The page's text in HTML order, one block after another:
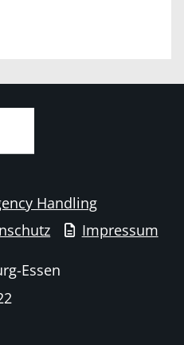
Handling
Impressum
Essen